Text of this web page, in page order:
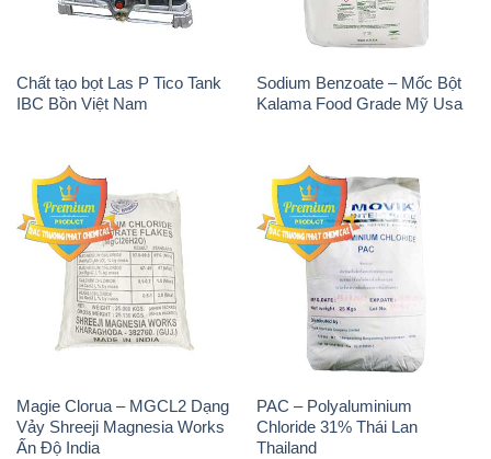
Chất tạo bọt Las P Tico Tank
IBC Bồn Việt Nam
Sodium Benzoate – Mốc Bột
Kalama Food Grade Mỹ Usa
Magie Clorua – MGCL2 Dạng
Vảy Shreeji Magnesia Works
Ấn Độ India
PAC – Polyaluminium
Chloride 31% Thái Lan
Thailand